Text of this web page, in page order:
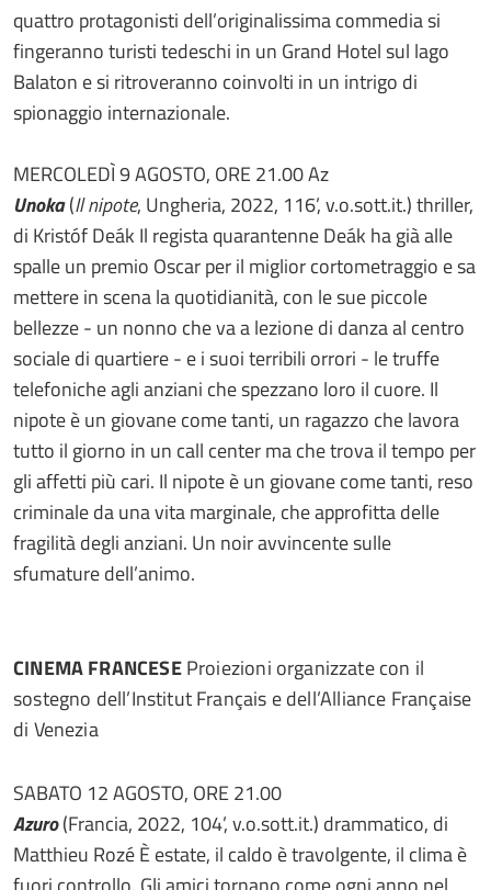
quattro protagonisti dell’originalissima commedia si
fingeranno turisti tedeschi in un Grand Hotel sul lago
Balaton e si ritroveranno coinvolti in un intrigo di
spionaggio internazionale.
MERCOLEDÌ 9 AGOSTO, ORE 21.00 Az
Unoka(Il nipote, Ungheria, 2022, 116’, v.o.sott.it.) thriller,
di Kristóf Deák Il regista quarantenne Deák ha già alle
spalle un premio Oscar per il miglior cortometraggio e sa
mettere in scena la quotidianità, con le sue piccole
bellezze - un nonno che va a lezione di danza al centro
sociale di quartiere - e i suoi terribili orrori - le truffe
telefoniche agli anziani che spezzano loro il cuore. Il
nipote è un giovane come tanti, un ragazzo che lavora
tutto il giorno in un call center ma che trova il tempo per
gli affetti più cari. Il nipote è un giovane come tanti, reso
criminale da una vita marginale, che approfitta delle
fragilità degli anziani. Un noir avvincente sulle
sfumature dell’animo.
CINEMA FRANCESEProiezioni organizzate con il
sostegno dell’Institut Français e dell’Alliance Française
di Venezia
SABATO 12 AGOSTO, ORE 21.00
Azuro(Francia, 2022, 104’, v.o.sott.it.) drammatico, di
Matthieu Rozé È estate, il caldo è travolgente, il clima è